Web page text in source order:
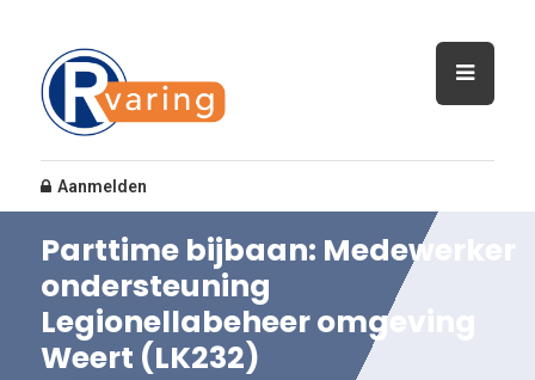
Aanmelden
Parttime bijbaan: Medewerker
ondersteuning
Legionellabeheer omgeving
Weert (LK232)